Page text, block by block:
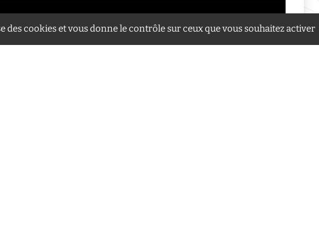
des cookies et vous donne le contrôle sur ceux que vous souhaitez activer